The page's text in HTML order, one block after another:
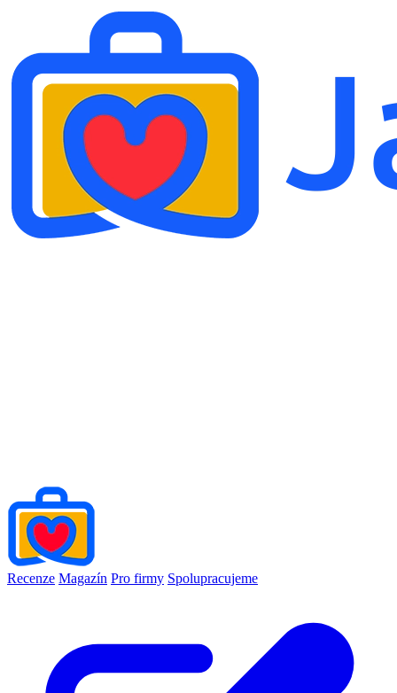
Recenze Magazín Pro firmy Spolupracujeme